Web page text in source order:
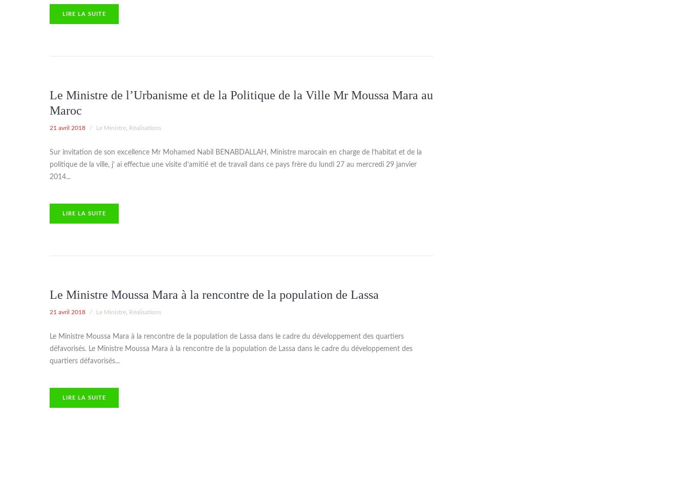
LIRE LA SUITE
Le Ministre de l’Urbanisme et de la Politique de la Ville Mr Moussa Mara au
Maroc
21 avril 2018 / Le Ministre Réalisations
Sur invitation de son excellence Mr Mohamed Nabil BENABDALLAH, Ministre marocain en charge de l’habitat et de la
politique de la ville, j’ ai effectue une visite d’amitié et de travail dans ce pays frère du lundi 27 au mercredi 29 janvier
2014...
LIRE LA SUITE
Le Ministre Moussa Mara à la rencontre de la population de Lassa
21 avril 2018 / Le Ministre Réalisations
Le Ministre Moussa Mara à la rencontre de la population de Lassa dans le cadre du développement des quartiers
défavorisés. Le Ministre Moussa Mara à la rencontre de la population de Lassa dans le cadre du développement des
quartiers défavorisés...
LIRE LA SUITE